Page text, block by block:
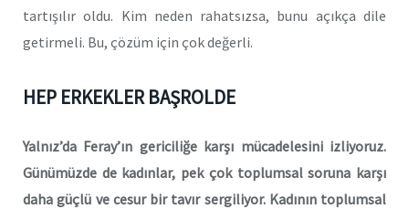
tartışılır oldu. Kim neden rahatsızsa, bunu açıkça dile
getirmeli. Bu, çözüm için çok değerli.
HEP ERKEKLER BAŞROLDE
Yalnız’da Feray’ın gericiliğe karşı mücadelesini izliyoruz.
Günümüzde de kadınlar, pek çok toplumsal soruna karşı
daha güçlü ve cesur bir tavır sergiliyor. Kadının toplumsal